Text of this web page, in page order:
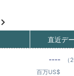
直近デ
----
百万US$